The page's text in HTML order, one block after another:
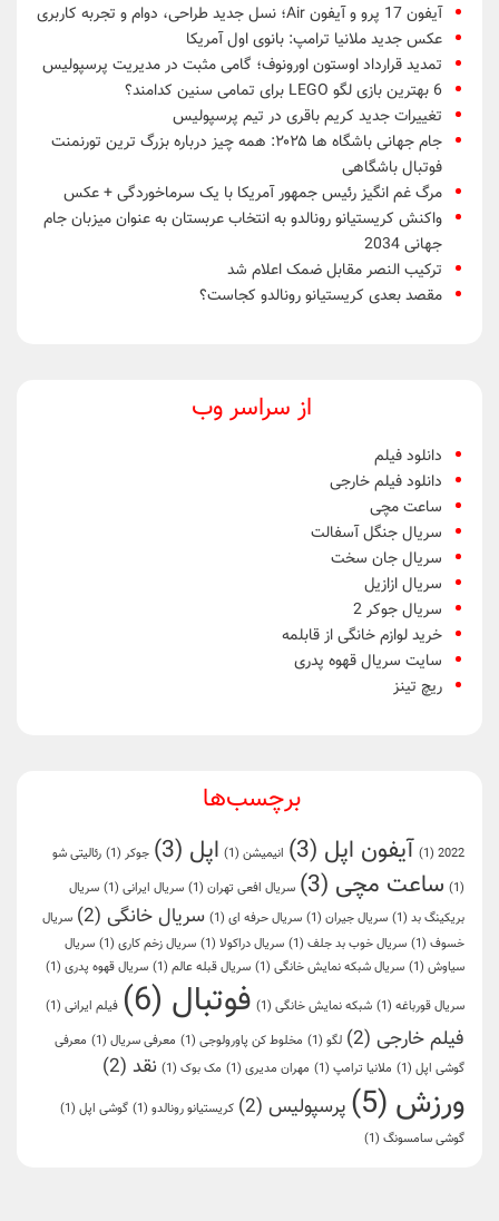
آیفون 17 پرو و آیفون Air؛ نسل جدید طراحی، دوام و تجربه کاربری
عکس جدید ملانیا ترامپ: بانوی اول آمریکا
تمدید قرارداد اوستون اورونوف؛ گامی مثبت در مدیریت پرسپولیس
6 بهترین بازی لگو LEGO برای تمامی سنین کدامند؟
تغییرات جدید کریم باقری در تیم پرسپولیس
جام جهانی باشگاه ها ۲۰۲۵: همه چیز درباره بزرگ ترین تورنمنت
فوتبال باشگاهی
مرگ غم انگیز رئیس جمهور آمریکا با یک سرماخوردگی + عکس
واکنش کریستیانو رونالدو به انتخاب عربستان به عنوان میزبان جام
جهانی 2034
ترکیب النصر مقابل ضمک اعلام شد
مقصد بعدی کریستیانو رونالدو کجاست؟
از سراسر وب
دانلود فیلم
دانلود فیلم خارجی
ساعت مچی
سریال جنگل آسفالت
سریال جان سخت
سریال ازازیل
سریال جوکر 2
خرید لوازم خانگی از قابلمه
سایت سریال قهوه پدری
ریچ تینز
برچسب‌ها
2022
(1) آیفون اپل (3) انیمیشن (1) اپل (3) جوکر (1)
رئالیتی شو
(1)
ساعت مچی (3) سریال افعی تهران (1) سریال ایرانی (1)
سریال
بریکینگ بد (1) سریال جیران (1) سریال حرفه ای (1) سریال خانگی (2)
سریال
خسوف (1) سریال خوب بد جلف (1) سریال دراکولا (1) سریال زخم کاری (1)
سریال
سیاوش (1) سریال شبکه نمایش خانگی (1) سریال قبله عالم (1) سریال قهوه پدری (1)
سریال قورباغه (1) شبکه نمایش خانگی (1) فوتبال (6) فیلم ایرانی (1)
فیلم خارجی (2) لگو (1) مخلوط کن پاورولوجی (1) معرفی سریال (1)
معرفی
گوشی اپل (1) ملانیا ترامپ (1) مهران مدیری (1) مک بوک (1) نقد (2)
ورزش (5) پرسپولیس (2) کریستیانو رونالدو (1) گوشی اپل (1)
گوشی سامسونگ (1)